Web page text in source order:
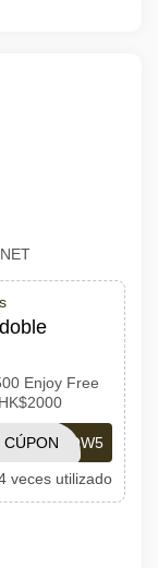
Enjoy Free
GLOW5
CÚPON
veces utilizado